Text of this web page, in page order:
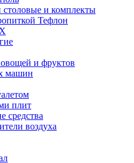
столовые и комплекты
Тефлон
и фруктов
машин
плит
средства
воздуха